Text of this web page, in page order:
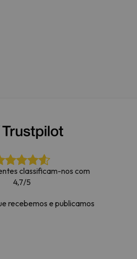
classificam-nos com
4,7/5
recebemos e publicamos